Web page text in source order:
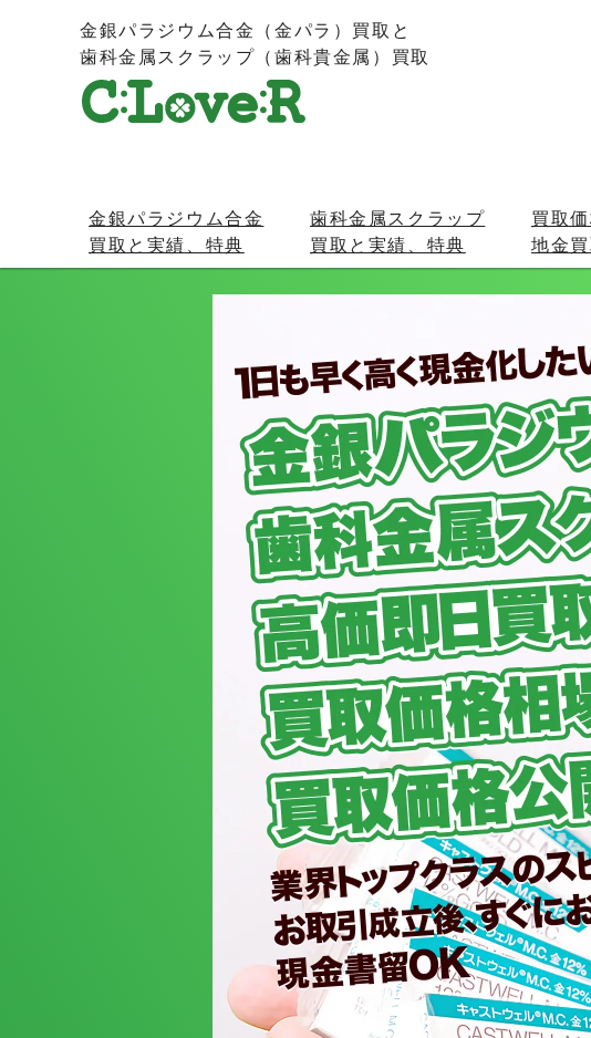
金銀パラジウム合金（金パラ）買取と
歯科金属スクラップ（歯科貴金属）買取
金銀パラジウム合金
買取と実績、特典
歯科金属スクラップ
買取と実績、特典
買取
地金